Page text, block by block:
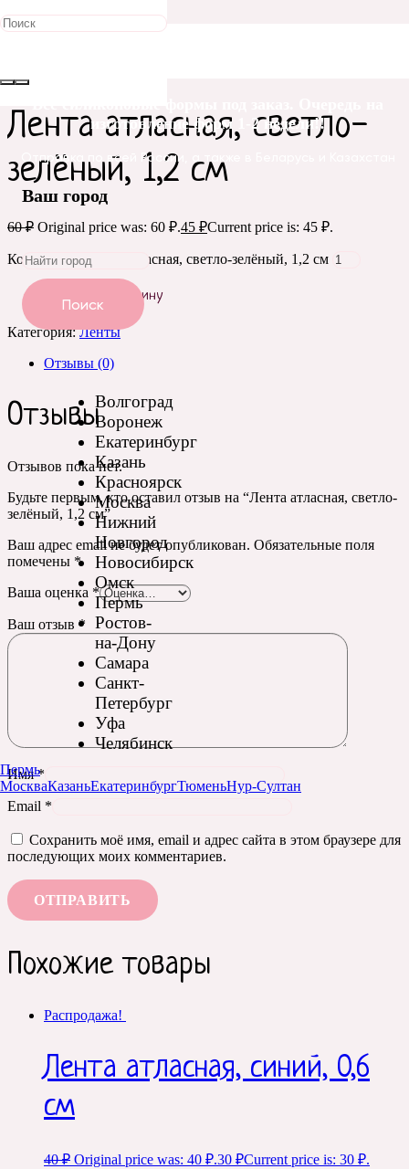
изготовление форм 1-2 недели!!
Отправка по всей России, а также в Беларусь и Казахстан
Ваш город
Поиск
Волгоград
Воронеж
Екатеринбург
Казань
Красноярск
Москва
Нижний
Новгород
Новосибирск
Омск
Пермь
Ростов-
на-Дону
Самара
Санкт-
Петербург
Уфа
Челябинск
Пермь
МоскваКазаньЕкатеринбургТюменьНур-Султан
Распродажа!
Лента атласная, светло-
зелёный, 1,2 см
60₽ Original price was: 60 ₽.45 ₽Current price is: 45 ₽.
Количество Лента атласная, светло-зелёный, 1,2 см
Добавить в корзину
Категория:Ленты
Отзывы (0)
Отзывы
Отзывов пока нет.
Будьте первым, кто оставил отзыв на “Лента атласная, светло-
зелёный, 1,2 см”
Ваш адрес email не будет опубликован. Обязательные поля
помечены *
Ваша оценка *
Ваш отзыв *
Имя*
Email *
Сохранить моё имя, email и адрес сайта в этом браузере для
последующих моих комментариев.
Похожие товары
Распродажа!
Лента атласная, синий, 0,6
см
40₽ Original price was: 40 ₽.30 ₽Current price is: 30 ₽.